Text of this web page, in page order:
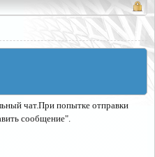
чат.При попытке отправки
сообщение".